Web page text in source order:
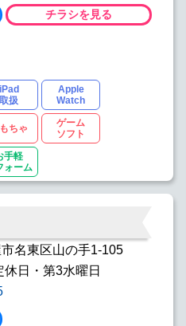
チラシを見る
iPad
取扱
Apple
Watch
ちゃ
ゲーム
ソフト
手軽
ォーム
名東区山の手1-105
日・第3水曜日